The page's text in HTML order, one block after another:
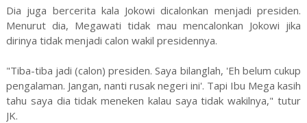
Dia juga bercerita kala Jokowi dicalonkan menjadi presiden.
Menurut dia, Megawati tidak mau mencalonkan Jokowi jika
dirinya tidak menjadi calon wakil presidennya.
"Tiba-tiba jadi (calon) presiden. Saya bilanglah, 'Eh belum cukup
pengalaman. Jangan, nanti rusak negeri ini'. Tapi Ibu Mega kasih
tahu saya dia tidak meneken kalau saya tidak wakilnya," tutur
JK.